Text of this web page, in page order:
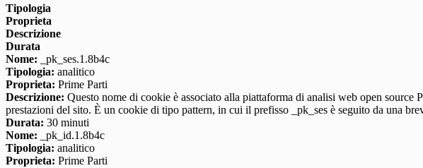
Tipologia
Proprieta
Descrizione
Durata
Nome: _pk_ses.1.8b4c
Tipologia: analitico
Proprieta: Prime Parti
Descrizione: Questo nome di cookie è associato alla piattaforma di analisi web open
prestazioni del sito. È un cookie di tipo pattern, in cui il prefisso _pk_ses è seguito da una
Durata: 30 minuti
Nome: _pk_id.1.8b4c
Tipologia: analitico
Proprieta: Prime Parti